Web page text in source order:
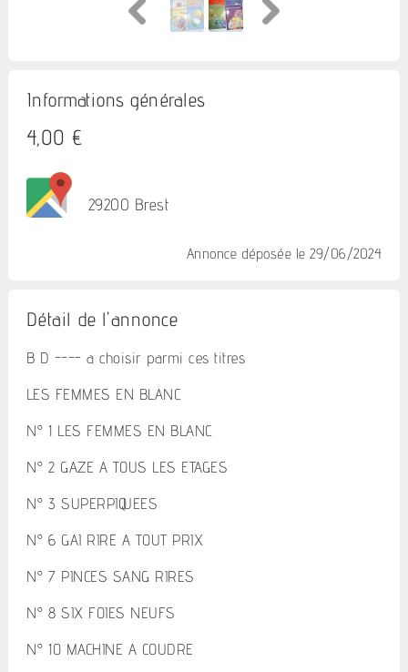
Informations générales
4,00 €
29200 Brest
Annonce déposée le 29/06/2024
Détail de l'annonce
B D ---- a choisir parmi ces titres
LES FEMMES EN BLANC
N° 1 LES FEMMES EN BLANC
N° 2 GAZE A TOUS LES ETAGES
N° 3 SUPERPIQUEES
N° 6 GAI RIRE A TOUT PRIX
N° 7 PINCES SANG RIRES
N° 8 SIX FOIES NEUFS
N° 10 MACHINE A COUDRE